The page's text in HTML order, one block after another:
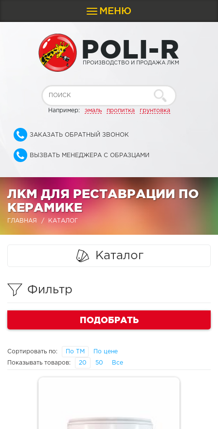
Toggle
navigation
МЕНЮ
POLI-R
ПРОИЗВОДСТВО И ПРОДАЖА ЛКМ
Например: эмаль пропитка грунтовка
ЗАКАЗАТЬ ОБРАТНЫЙ ЗВОНОК
ВЫЗВАТЬ МЕНЕДЖЕРА С ОБРАЗЦАМИ
ЛКМ ДЛЯ РЕСТАВРАЦИИ ПО
КЕРАМИКЕ
ГЛАВНАЯ КАТАЛОГ
Каталог
Фильтр
ПОДОБРАТЬ
Сортировать по: По ТМ По цене
Показывать товаров: 20 50 Все